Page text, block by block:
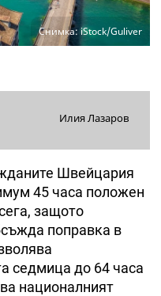
Снимка: iStock/Guliver
Илия Лазаров
Швейцария
45 часа положен
защото
поправка в
седмица до 64 часа
националният